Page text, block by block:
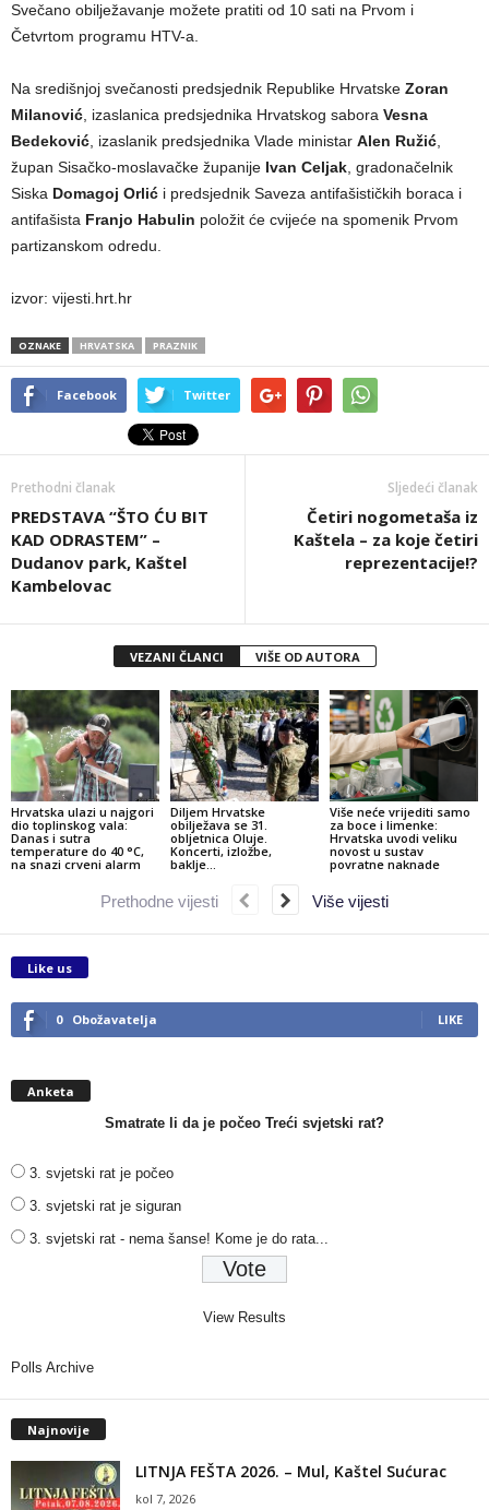
Svečano obilježavanje možete pratiti od 10 sati na Prvom i
Četvrtom programu HTV-a.
Na središnjoj svečanosti predsjednik Republike Hrvatske Zoran
Milanović, izaslanica predsjednika Hrvatskog sabora Vesna
Bedeković, izaslanik predsjednika Vlade ministar Alen Ružić,
župan Sisačko-moslavačke županije Ivan Celjak, gradonačelnik
Siska Domagoj Orlić i predsjednik Saveza antifašističkih boraca i
antifašista Franjo Habulin položit će cvijeće na spomenik Prvom
partizanskom odredu.
izvor: vijesti.hrt.hr
OZNAKE HRVATSKA PRAZNIK
Facebook Twitter
Prethodni članak
PREDSTAVA “ŠTO ĆU BIT
KAD ODRASTEM” –
Dudanov park, Kaštel
Kambelovac
Sljedeći članak
Četiri nogometaša iz
Kaštela – za koje četiri
reprezentacije!?
VEZANI ČLANCI VIŠE OD AUTORA
Hrvatska ulazi u najgori
dio toplinskog vala:
Danas i sutra
temperature do 40 °C,
na snazi crveni alarm
Diljem Hrvatske
obilježava se 31.
obljetnica Oluje.
Koncerti, izložbe,
baklje…
Više neće vrijediti samo
za boce i limenke:
Hrvatska uvodi veliku
novost u sustav
povratne naknade
Prethodne vijesti Više vijesti
Like us
0 Obožavatelja LIKE
Anketa
Smatrate li da je počeo Treći svjetski rat?
3. svjetski rat je počeo
3. svjetski rat je siguran
3. svjetski rat - nema šanse! Kome je do rata...
View Results
Polls Archive
Najnovije
LITNJA FEŠTA 2026. – Mul, Kaštel Sućurac
kol 7, 2026